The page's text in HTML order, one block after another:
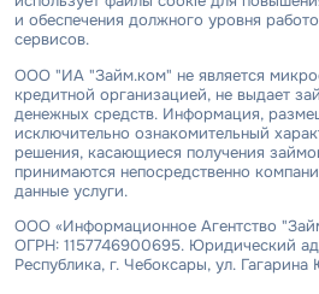
и обеспечения должного уровня
сервисов.
ООО "ИА "Займ.ком" не является
кредитной организацией, не выдает
денежных средств. Информация,
исключительно ознакомительный
решения, касающиеся получения
принимаются непосредственно
данные услуги.
ООО «Информационное Агентство
ОГРН: 1157746900695. Юридический
Республика, г. Чебоксары, ул.